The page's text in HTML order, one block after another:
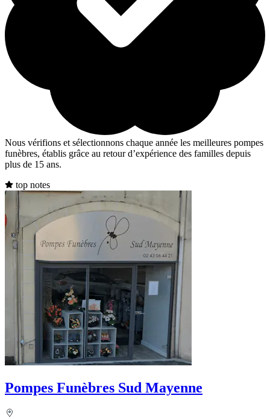
Nous vérifions et sélectionnons chaque année les meilleures pompes
funèbres, établis grâce au retour d’expérience des familles depuis
plus de 15 ans.
top notes
Pompes Funèbres Sud Mayenne